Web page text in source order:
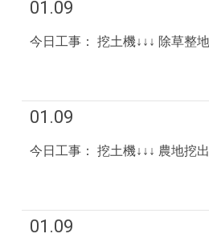
01.09
今日工事： 挖土機↓↓↓ 除草整
01.09
今日工事： 挖土機↓↓↓ 農地挖
01.09